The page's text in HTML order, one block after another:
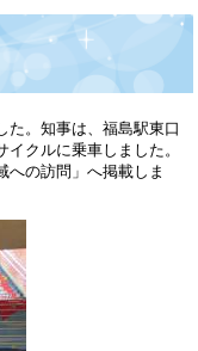
。知事は、福島駅東口
クルに乗車しました。
の訪問」へ掲載しま